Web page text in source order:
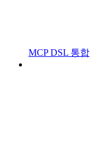
MCP DSL 통합